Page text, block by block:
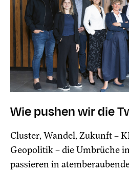
Wie pushen wir die
Cluster, Wandel, Zukunft –
Geopolitik – die Umbrüche
passieren in